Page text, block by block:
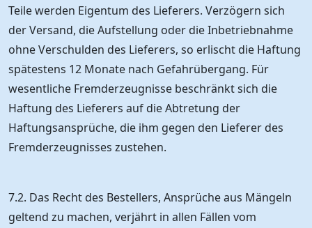
Teile werden Eigentum des Lieferers. Verzögern sich
der Versand, die Aufstellung oder die Inbetriebnahme
ohne Verschulden des Lieferers, so erlischt die Haftung
spätestens 12 Monate nach Gefahrübergang. Für
wesentliche Fremderzeugnisse beschränkt sich die
Haftung des Lieferers auf die Abtretung der
Haftungsansprüche, die ihm gegen den Lieferer des
Fremderzeugnisses zustehen.
7.2. Das Recht des Bestellers, Ansprüche aus Mängeln
geltend zu machen, verjährt in allen Fällen vom